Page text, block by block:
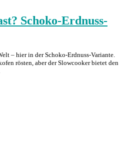
Schoko-Erdnuss-
– hier in der Schoko-Erdnuss-Variante.
rösten, aber der Slowcooker bietet den